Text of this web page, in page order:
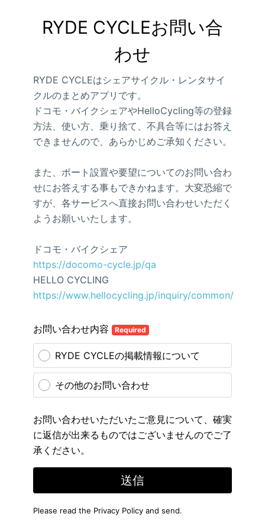
RYDE CYCLEお問い合
わせ
RYDE CYCLEはシェアサイクル・レンタサイ
クルのまとめアプリです。
ドコモ・バイクシェアやHelloCycling等の登録
方法、使い方、乗り捨て、不具合等にはお答え
できませんので、あらかじめご承知ください。
また、ポート設置や要望についてのお問い合わ
せにお答えする事もできかねます。大変恐縮で
すが、各サービスへ直接お問い合わせいただく
ようお願いいたします。
ドコモ・バイクシェア
https://docomo-cycle.jp/qa
HELLO CYCLING
https://www.hellocycling.jp/inquiry/common/
お問い合わせ内容 Required
RYDE CYCLEの掲載情報について
その他のお問い合わせ
お問い合わせいただいたご意見について、確実
に返信が出来るものではございませんのでご了
承ください。
送信
Please read the Privacy Policy and send.